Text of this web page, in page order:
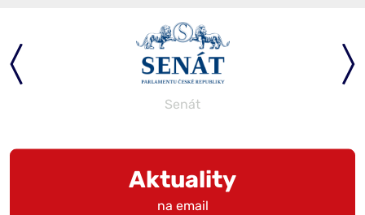
Senát
Aktuality
na email